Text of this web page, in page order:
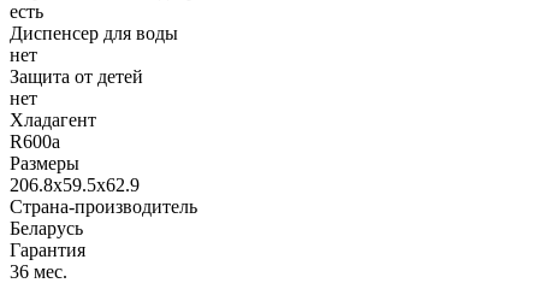
есть
Диспенсер для воды
нет
Защита от детей
нет
Хладагент
R600a
Размеры
206.8x59.5x62.9
Страна-производитель
Беларусь
Гарантия
36 мес.